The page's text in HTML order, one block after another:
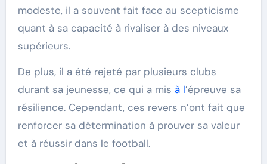
modeste, il a souvent fait face au scepticisme
quant à sa capacité à rivaliser à des niveaux
supérieurs.
De plus, il a été rejeté par plusieurs clubs
durant sa jeunesse, ce qui a mis à l’épreuve sa
résilience. Cependant, ces revers n’ont fait que
renforcer sa détermination à prouver sa valeur
et à réussir dans le football.